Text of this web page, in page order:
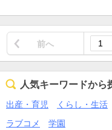
前へ
人気キーワードから
出産・育児 くらし・生活
ラブコメ
学園